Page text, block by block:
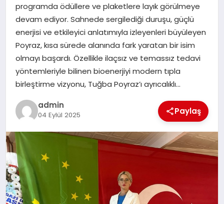
EKONOMI
SAĞLIK
DÜNYA
EĞITIM
programda ödüllere ve plaketlere layık görülmeye
devam ediyor. Sahnede sergilediği duruşu, güçlü
enerjisi ve etkileyici anlatımıyla izleyenleri büyüleyen
Poyraz, kısa sürede alanında fark yaratan bir isim
olmayı başardı. Özellikle ilaçsız ve temassız tedavi
yöntemleriyle bilinen bioenerjiyi modern tıpla
birleştirme vizyonu, Tuğba Poyraz’ı ayrıcalıklı…
admin
04 Eylül 2025 Paylaş